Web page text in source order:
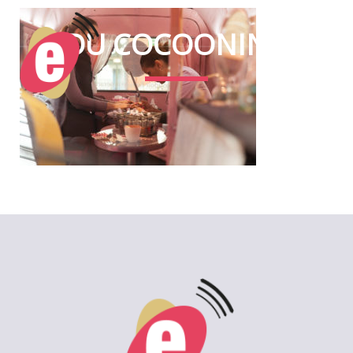
DU COCOONING